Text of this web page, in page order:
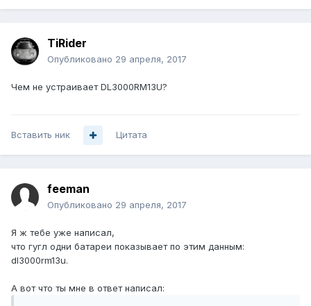
TiRider
Опубликовано 29 апреля, 2017
Чем не устраивает DL3000RM13U?
Вставить ник Цитата
feeman
Опубликовано 29 апреля, 2017
Я ж тебе уже написал,
что гугл одни батареи показывает по этим данным:
dl3000rm13u.
А вот что ты мне в ответ написал: